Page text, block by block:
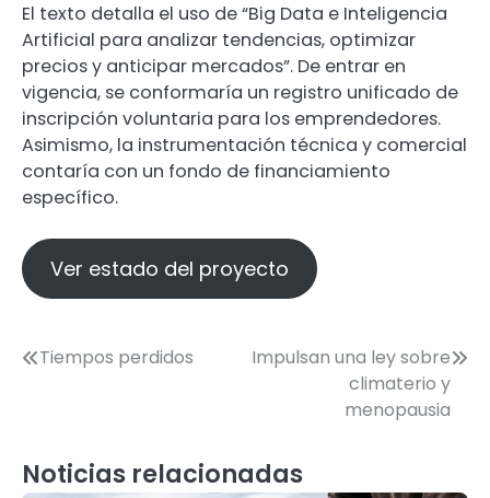
El texto detalla el uso de “Big Data e Inteligencia
Artificial para analizar tendencias, optimizar
precios y anticipar mercados”. De entrar en
vigencia, se conformaría un registro unificado de
inscripción voluntaria para los emprendedores.
Asimismo, la instrumentación técnica y comercial
contaría con un fondo de financiamiento
específico.
Ver estado del proyecto
Navegación
Tiempos perdidos
Impulsan una ley sobre
climaterio y
menopausia
Noticias relacionadas